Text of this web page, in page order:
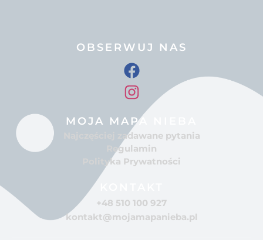
OBSERWUJ NAS
MOJA MAPA NIEBA
Najczęściej zadawane pytania
Regulamin
Polityka Prywatności
+48 510 100 927
kontakt@mojamapanieba.pl